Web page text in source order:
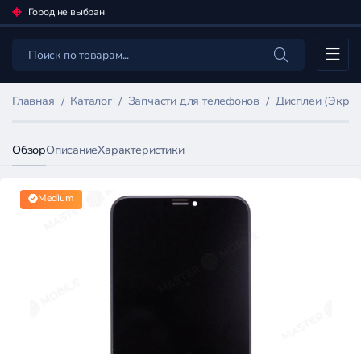
Город не выбран
Каталог
Главная Каталог Запчасти для телефонов Дисплеи
ОбзорОписаниеХарактеристики
Medium